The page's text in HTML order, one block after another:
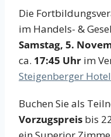
Die
im Handels- &
Samstag, 5.
ca. 17:45 Uhr im
Steigenberger
Buchen Sie als
Vorzugspreis bis